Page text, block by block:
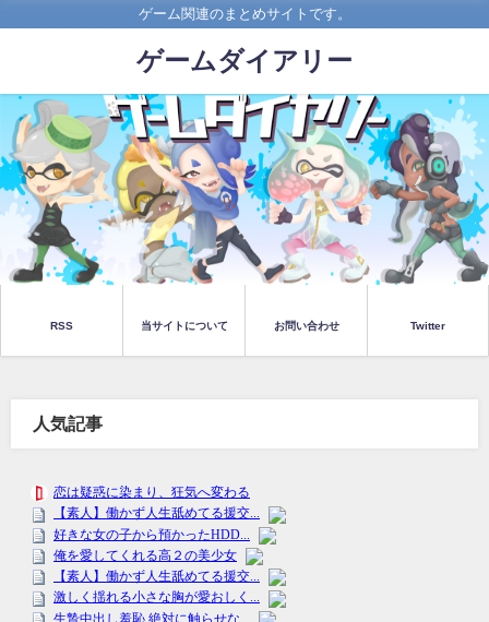
ゲーム関連のまとめサイトです。
ゲームダイアリー
RSS 当サイトについて お問い合わせ Twitter
人気記事